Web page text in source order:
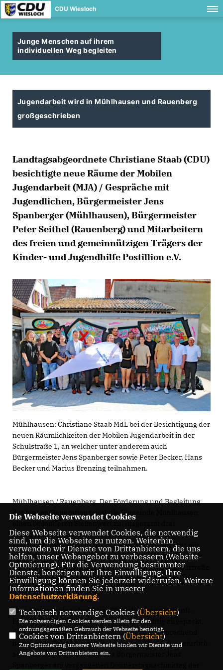
CDU Wiesloch
Junge Menschen auf ihrem
individuellen Weg begleiten
Jugendarbeit wird in Mühlhausen und Rauenberg
großgeschrieben
Landtagsabgeordnete Christiane Staab (CDU)
besichtigte neue Räume der Mobilen
Jugendarbeit (MJA) / Gespräche mit
Jugendlichen, Bürgermeister Jens
Spanberger (Mühlhausen), Bürgermeister
Peter Seithel (Rauenberg) und Mitarbeitern
des freien und gemeinnützigen Trägers der
Kinder- und Jugendhilfe Postillion e.V.
Mühlhausen: Christiane Staab MdL bei der Besichtigung der
neuen Räumlichkeiten der Mobilen Jugendarbeit in der
Schulstraße 1, an welcher unter anderem auch
Bürgermeister Jens Spanberger sowie Peter Becker, Hans
Becker und Marius Brenzing teilnahmen.
Mühlhausen / Rauenberg. Der Förderung und Begleitung
der jungen Generation misst die Gemeinde Mühlhausen
Jugendzentren gibt es in dem Weindorf, ein attraktives
Freizeitgelände nahe dem Gewerbegebiet „Ruhberg“ mit
Hütte, Feuerstelle und Tischtennisplatte ist gerade im
Werden und ganz aktuell wurden zudem in der Schulstraße
1 weitere attraktive Räumlichkeiten für die Mobile
Jugendarbeit bereitgestellt.
Das hier war eine ehemalige Obdachlosenunterkunft.
Innerhalb von drei Monaten wurde hier richtig angepackt,
die Räume wurden komplett entkernt und ansprechend
hergerichtet, alle Fenster sind neu und die Küche natürlich
auch“, berichtete Mühlhausens Bürgermeister Jens
Die Webseite verwendet Cookies
Diese Webseite verwendet Cookies, die notwendig
sind, um die Webseite zu nutzen. Weiterhin
verwenden wir Dienste von Drittanbietern, die uns
helfen, unser Webangebot zu verbessern (Website-
Optmierung). Für die Verwendung bestimmter
Dienste, benötigen wir Ihre Einwilligung. Ihre
Einwilligung können Sie jederzeit widerrufen. Weitere
Informationen finden Sie in unserer
Datenschutzerklärung.
Technisch notwendige Cookies (Übersicht)
Die notwendigen Cookies werden allein für den
ordnungsgemäßen Gebrauch der Webseite benötigt.
Cookies von Drittanbietern (Übersicht)
Zur Optimierung unserer Webseite binden wir Dienste und
Angebote von Drittanbietern ein.